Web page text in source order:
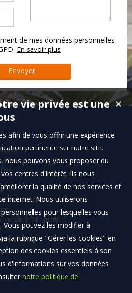
de mes données personnelles
En savoir plus
Mer
Ormeaux
sous-Dammartin
Jouarre
✕
vie privée est une
afin de vous offrir une expérience
pertinente sur notre site.
nous pouvons vous proposer du
centres d'intérêt. Ils nous
la qualité de nos services et
internet. Nous utiliserons
pour lesquelles vous
Vous pouvez les modifier à
la rubrique "Gérer les cookies" en
des cookies essentiels à son
d'informations sur vos données
notre politique de